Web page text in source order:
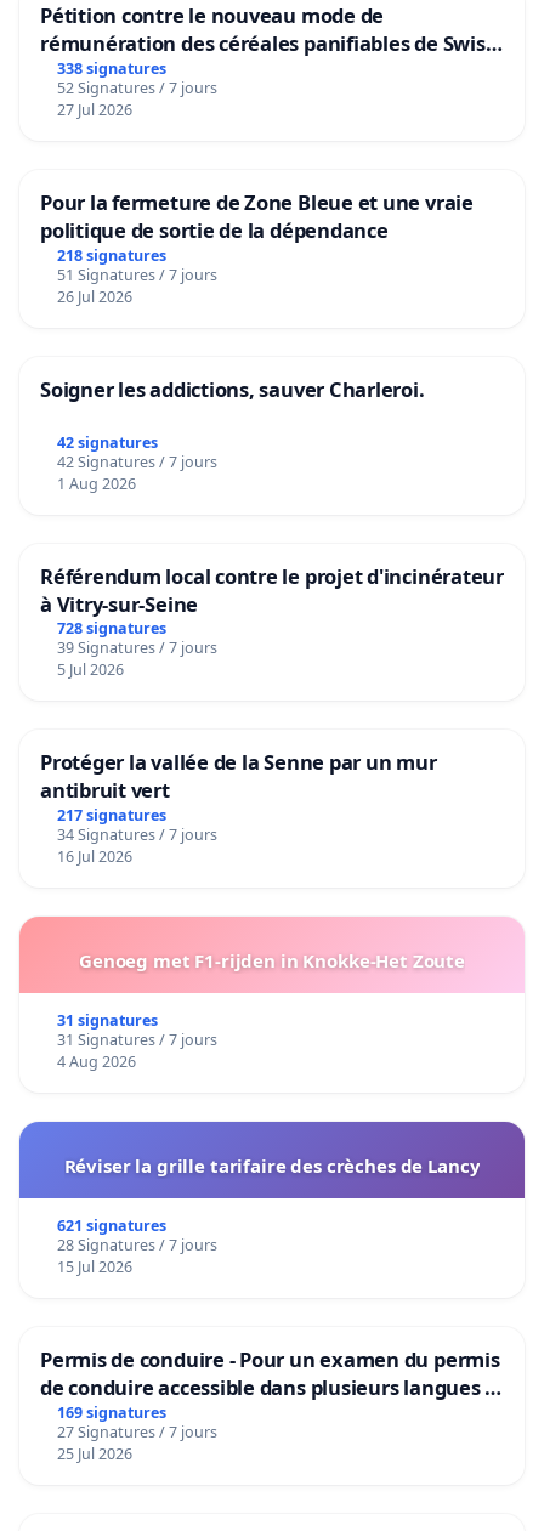
Pétition contre le nouveau mode de
rémunération des céréales panifiables de Swiss
granum basé sur la teneur en protéines
338 signatures
52 Signatures / 7 jours
27 Jul 2026
Pour la fermeture de Zone Bleue et une vraie
politique de sortie de la dépendance
218 signatures
51 Signatures / 7 jours
26 Jul 2026
Soigner les addictions, sauver Charleroi.
42 signatures
42 Signatures / 7 jours
1 Aug 2026
Référendum local contre le projet d'incinérateur
à Vitry-sur-Seine
728 signatures
39 Signatures / 7 jours
5 Jul 2026
Protéger la vallée de la Senne par un mur
antibruit vert
217 signatures
34 Signatures / 7 jours
16 Jul 2026
Genoeg met F1-rijden in Knokke-Het Zoute
31 signatures
31 Signatures / 7 jours
4 Aug 2026
Réviser la grille tarifaire des crèches de Lancy
621 signatures
28 Signatures / 7 jours
15 Jul 2026
Permis de conduire - Pour un examen du permis
de conduire accessible dans plusieurs langues à
Bruxelles
169 signatures
27 Signatures / 7 jours
25 Jul 2026